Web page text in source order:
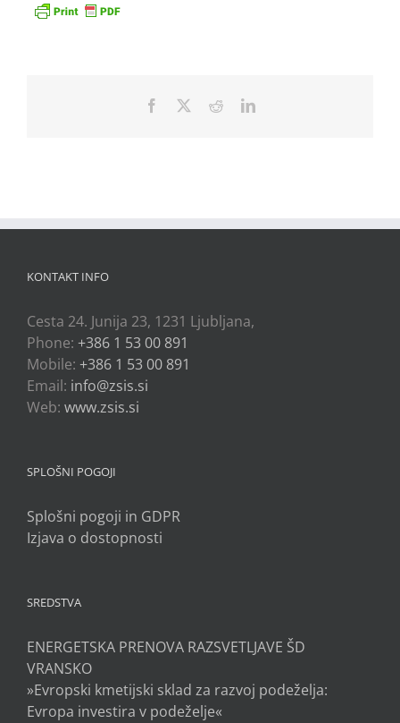
Facebook RedditLinkedIn
KONTAKT INFO
Cesta 24. Junija 23, 1231 Ljubljana,
Phone: +386 1 53 00 891
Mobile: +386 1 53 00 891
Email: info@zsis.si
Web: www.zsis.si
SPLOŠNI POGOJI
Splošni pogoji in GDPR
Izjava o dostopnosti
SREDSTVA
ENERGETSKA PRENOVA RAZSVETLJAVE ŠD
VRANSKO
»Evropski kmetijski sklad za razvoj podeželja:
Evropa investira v podeželje«